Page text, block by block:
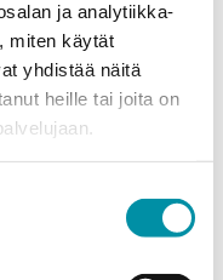
ja analytiikka-
miten käytät
yhdistää näitä
heille tai joita on
Huomioithan, että